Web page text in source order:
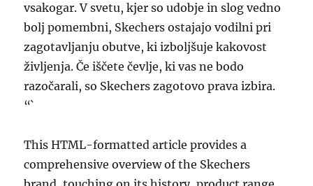
vsakogar. V svetu, kjer so udobje in slog vedno
bolj pomembni, Skechers ostajajo vodilni pri
zagotavljanju obutve, ki izboljšuje kakovost
življenja. Če iščete čevlje, ki vas ne bodo
razočarali, so Skechers zagotovo prava izbira.
“`
This HTML-formatted article provides a
comprehensive overview of the Skechers